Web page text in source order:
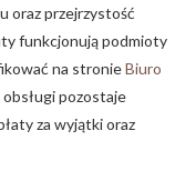
oraz przejrzystość
funkcjonują podmioty
na stronieBiuro
pozostaje
za wyjątki oraz